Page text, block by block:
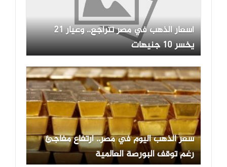
أسعار الذهب في مصر تتراجع.. وعيار 21
يخسر 10 جنيهات
سعر الذهب اليوم في مصر.. ارتفاع مفاجئ
رغم توقف البورصة العالمية